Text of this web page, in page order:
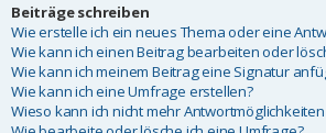
Beiträge schreiben
Wie erstelle ich ein neues Thema oder eine
Wie kann ich einen Beitrag bearbeiten oder
Wie kann ich meinem Beitrag eine Signatur
Wie kann ich eine Umfrage erstellen?
Wieso kann ich nicht mehr